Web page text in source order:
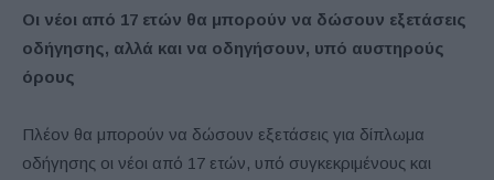
Οι νέοι από 17 ετών θα μπορούν να δώσουν εξετάσεις
οδήγησης, αλλά και να οδηγήσουν, υπό αυστηρούς
όρους
Πλέον θα μπορούν να δώσουν εξετάσεις για δίπλωμα
οδήγησης οι νέοι από 17 ετών, υπό συγκεκριμένους και